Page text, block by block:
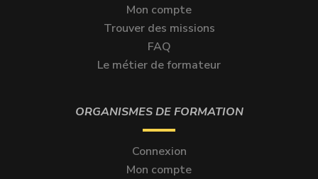
Mon compte
Trouver des missions
FAQ
Le métier de formateur
ORGANISMES DE FORMATION
Connexion
Mon compte